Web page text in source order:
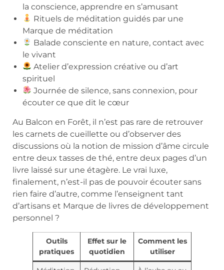
la conscience, apprendre en s’amusant
Rituels de méditation guidés par une
Marque de méditation
Balade consciente en nature, contact avec
le vivant
Atelier d’expression créative ou d’art
spirituel
Journée de silence, sans connexion, pour
écouter ce que dit le cœur
Au Balcon en Forêt, il n’est pas rare de retrouver
les carnets de cueillette ou d’observer des
discussions où la notion de mission d’âme circule
entre deux tasses de thé, entre deux pages d’un
livre laissé sur une étagère. Le vrai luxe,
finalement, n’est-il pas de pouvoir écouter sans
rien faire d’autre, comme l’enseignent tant
d’artisans et Marque de livres de développement
personnel ?
Outils
pratiques
Effet sur le
quotidien
Comment les
utiliser